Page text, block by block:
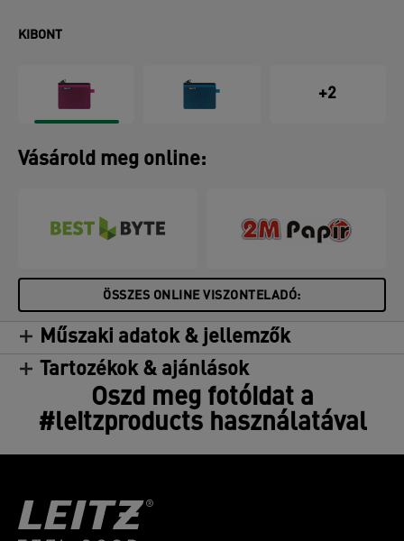
KIBONT
+2
Vásárold meg online:
ÖSSZES ONLINE VISZONTELADÓ:
Műszaki adatok & jellemzők
Tartozékok & ajánlások
Oszd meg fotóidat a
#leitzproducts használatával